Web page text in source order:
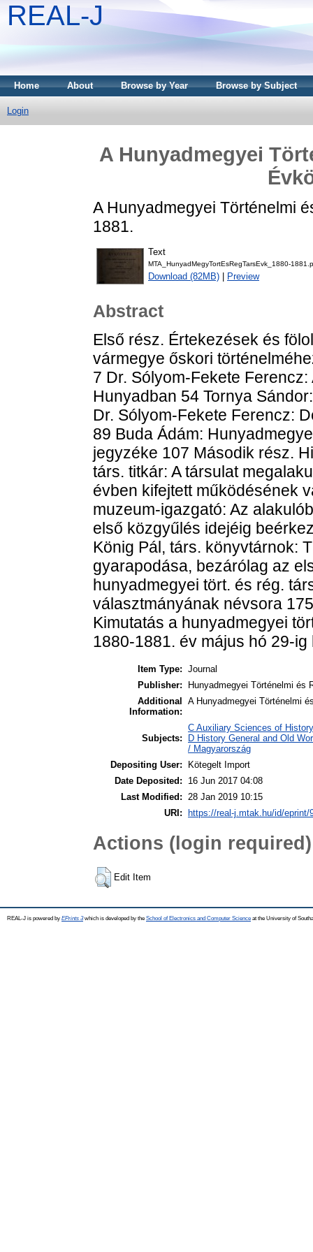
REAL-J
Home About Browse by Year Browse by Subject
Login
A Hunyadmegyei
A Hunyadmegyei Történelmi
1881.
Text
MTA_HunyadMegyTortEsRegTarsEvk_1880-
Download (82MB) Preview
Abstract
Első rész. Értekezések és
vármegye őskori
7 Dr. Sólyom-Fekete
Hunyadban 54 Tornya
Dr. Sólyom-Fekete Ferencz:
89 Buda Ádám:
jegyzéke 107 Második rész.
társ. titkár: A társulat
évben kifejtett működésének
muzeum-igazgató: Az
első közgyűlés idejéig
König Pál, társ. könyvtárnok:
gyarapodása, bezárólag az
hunyadmegyei tört. és rég.
választmányának névsora
Kimutatás a hunyadmegyei
1880-1881. év május hó 29-
Item Type: Journal
Publisher:
Hunyadmegyei Történelmi és
Additional
Information:
A Hunyadmegyei Történelmi
Subjects:
C Auxiliary Sciences of
D History General and Old
/ Magyarország
Depositing User:
Kötegelt Import
Date Deposited:
16 Jun 2017 04:08
Last Modified:
28 Jan 2019 10:15
URI: https://real-j.mtak.hu/id/eprint/
Actions (login required)
Edit Item
REAL-J is powered by EPrints 3which is developed by the School of Electronics and Computer Science at the University of